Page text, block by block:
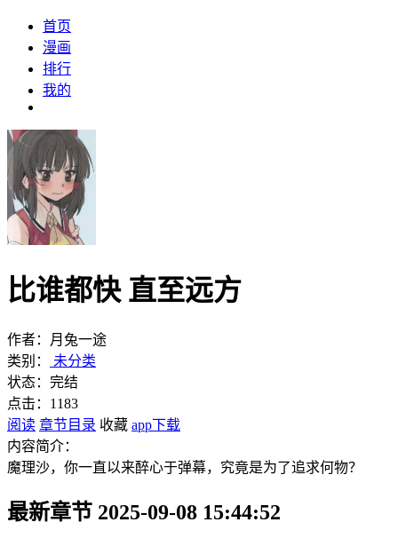
首页
漫画
排行
我的
比谁都快 直至远方
作者：
月兔一途
类别：
未分类
状态：完结
点击： 1183
阅读 章节目录 收藏 app下载
内容简介：
魔理沙，你一直以来醉心于弹幕，究竟是为了追求何物？
最新章节 2025-09-08 15:44:52